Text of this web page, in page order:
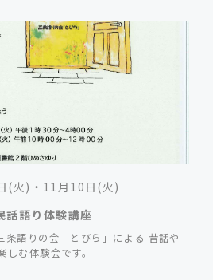
(火)・11月10日(火)
話語り体験講座
条語りの会 とびら」による 昔話や
む体験会です。